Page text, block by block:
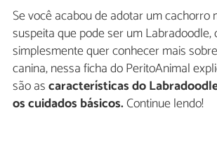
Se você acabou de adotar um cachorro
suspeita que pode ser um Labradoodle,
simplesmente quer conhecer mais
canina, nessa ficha do PeritoAnimal
são ascaracterísticas do
os cuidados básicos.Continue lendo!